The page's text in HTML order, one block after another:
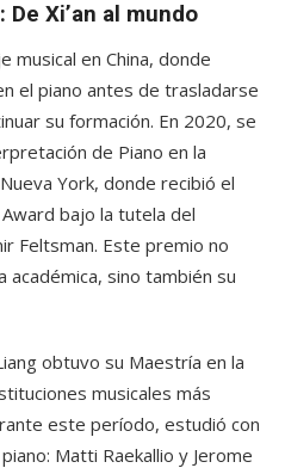
Xi’an al mundo
musical en China, donde
el piano antes de trasladarse
su formación. En 2020, se
de Piano en la
York, donde recibió el
bajo la tutela del
Feltsman. Este premio no
académica, sino también su
obtuvo su Maestría en la
musicales más
este período, estudió con
Matti Raekallio y Jerome